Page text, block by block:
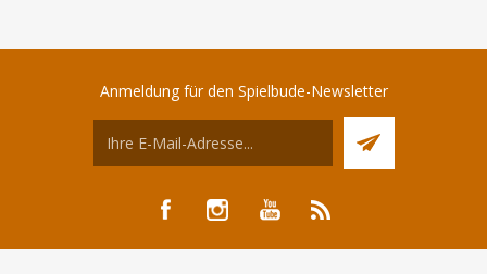
Anmeldung für den Spielbude-Newsletter